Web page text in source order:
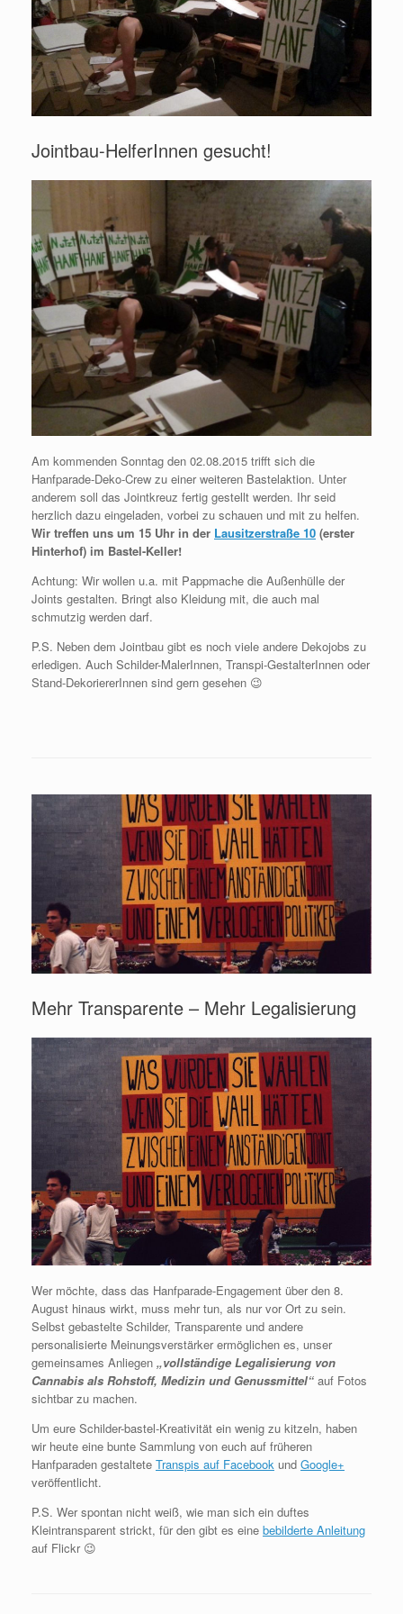
Jointbau-HelferInnen gesucht!
Am kommenden Sonntag den 02.08.2015 trifft sich die
Hanfparade-Deko-Crew zu einer weiteren Bastelaktion. Unter
anderem soll das Jointkreuz fertig gestellt werden. Ihr seid
herzlich dazu eingeladen, vorbei zu schauen und mit zu helfen.
Wir treffen uns um 15 Uhr in der Lausitzerstraße 10 (erster
Hinterhof) im Bastel-Keller!
Achtung: Wir wollen u.a. mit Pappmache die Außenhülle der
Joints gestalten. Bringt also Kleidung mit, die auch mal
schmutzig werden darf.
P.S. Neben dem Jointbau gibt es noch viele andere Dekojobs zu
erledigen. Auch Schilder-MalerInnen, Transpi-GestalterInnen oder
Stand-DekoriererInnen sind gern gesehen 😉
Mehr Transparente – Mehr Legalisierung
Wer möchte, dass das Hanfparade-Engagement über den 8.
August hinaus wirkt, muss mehr tun, als nur vor Ort zu sein.
Selbst gebastelte Schilder, Transparente und andere
personalisierte Meinungsverstärker ermöglichen es, unser
gemeinsames Anliegen „vollständige Legalisierung von
Cannabis als Rohstoff, Medizin und Genussmittel“ auf Fotos
sichtbar zu machen.
Um eure Schilder-bastel-Kreativität ein wenig zu kitzeln, haben
wir heute eine bunte Sammlung von euch auf früheren
Hanfparaden gestaltete Transpis auf Facebook und Google+
veröffentlicht.
P.S. Wer spontan nicht weiß, wie man sich ein duftes
Kleintransparent strickt, für den gibt es eine bebilderte Anleitung
auf Flickr 😉